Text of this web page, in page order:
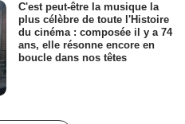
C'est peut-être la musique la
plus célèbre de toute l'Histoire
du cinéma : composée il y a 74
ans, elle résonne encore en
boucle dans nos têtes